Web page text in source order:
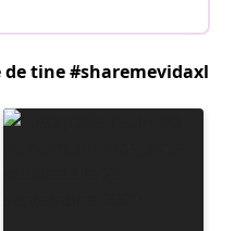
tine #sharemevidaxl